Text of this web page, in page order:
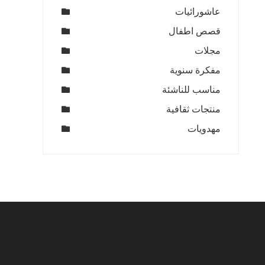
عاشورائيات
قصص اطفال
مجلات
مفكرة سنوية
مناسب للناشئة
منتجات ثقافية
مهدويات